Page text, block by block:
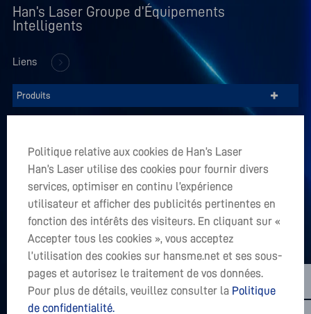
Han’s Laser Groupe d’Équipements
Intelligents
Liens
Produits +
Applications
Vous avez un projet en tête? Accepter tous les cookies
LET’S TALK
sales01@hanslaser.com
Subscribe for freshest news
Politique relative aux cookies de Han’s Laser
Han’s Laser utilise des cookies pour fournir divers
services, optimiser en continu l’expérience
utilisateur et afficher des publicités pertinentes en
fonction des intérêts des visiteurs. En cliquant sur «
Accepter tous les cookies », vous acceptez
l’utilisation des cookies sur hansme.net et ses sous-
pages et autorisez le traitement de vos données.
Pour plus de détails, veuillez consulter la Politique
de confidentialité.